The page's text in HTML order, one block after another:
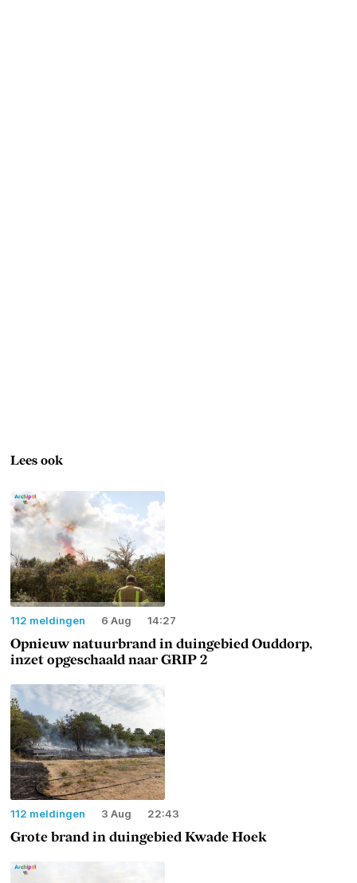
Lees ook
112 meldingen 6 Aug 14:27
Opnieuw natuurbrand in duingebied Ouddorp,
inzet opgeschaald naar GRIP 2
112 meldingen 3 Aug 22:43
Grote brand in duingebied Kwade Hoek